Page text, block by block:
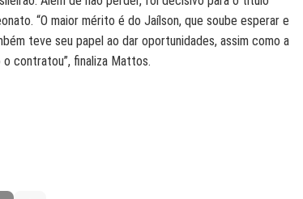
“O maior mérito é do Jaílson, que soube esperar e
teve seu papel ao dar oportunidades, assim como a
contratou”, finaliza Mattos.